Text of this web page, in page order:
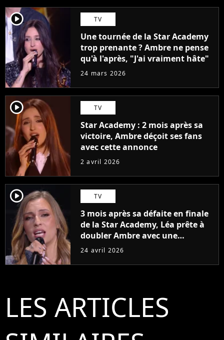
player2 TV
Une tournée de la Star Academy
trop prenante ? Ambre ne pense
qu'à l'après, "J'ai vraiment hâte"
24 mars 2026
player2 TV
Star Academy : 2 mois après sa
victoire, Ambre déçoit ses fans
avec cette annonce
2 avril 2026
player2 TV
3 mois après sa défaite en finale
de la Star Academy, Léa prête à
doubler Ambre avec une
première chanson ?
24 avril 2026
LES ARTICLES